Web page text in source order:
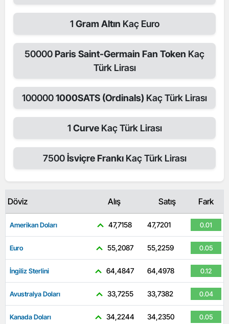
1 Gram Altın Kaç Euro
50000Paris Saint-Germain Fan Token Kaç
Türk Lirası
1000001000SATS (Ordinals) Kaç Türk Lirası
1 Curve Kaç Türk Lirası
7500İsviçre FrankıKaç Türk Lirası
Döviz Alış Satış Fark
Amerikan Doları 47,7158 47,7201 0.01
Euro 55,2087 55,2259 0.05
İngiliz Sterlini 64,4847 64,4978 0.12
Avustralya Doları 33,7255 33,7382 0.04
Kanada Doları 34,2244 34,2350 0.05